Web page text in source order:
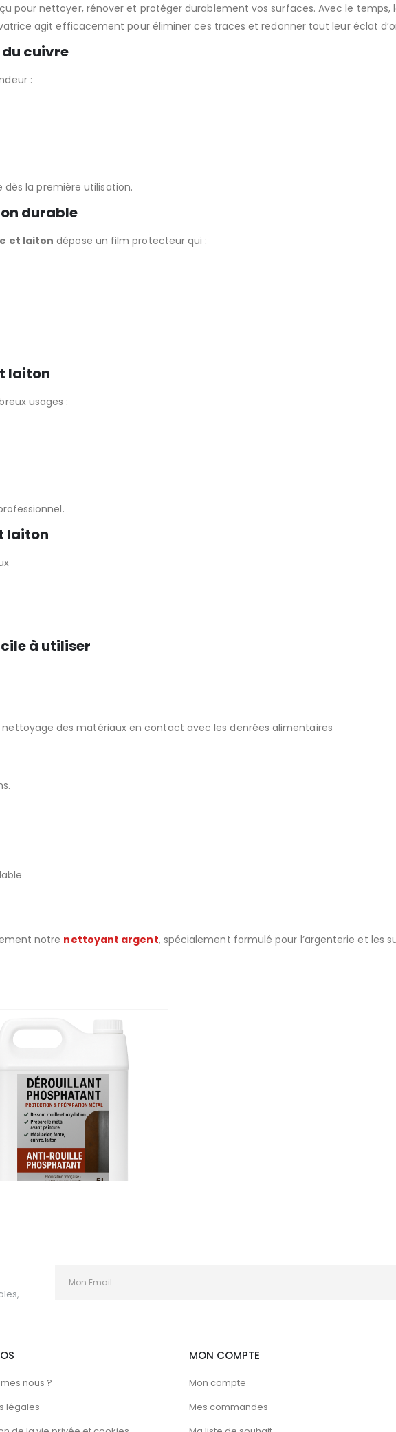
pour nettoyer, rénover et protéger durablement vos surfaces. Avec le temps,
agit efficacement pour éliminer ces traces et redonner tout leur éclat
cuivre
:
dès la première utilisation.
durable
et laiton dépose un film protecteur qui :
laiton
usages :
laiton
à utiliser
des matériaux en contact avec les denrées alimentaires
notre nettoyant argent, spécialement formulé pour l’argenterie et les
TTC
nous ?
légales
MON COMPTE
Mon compte
Mes commandes